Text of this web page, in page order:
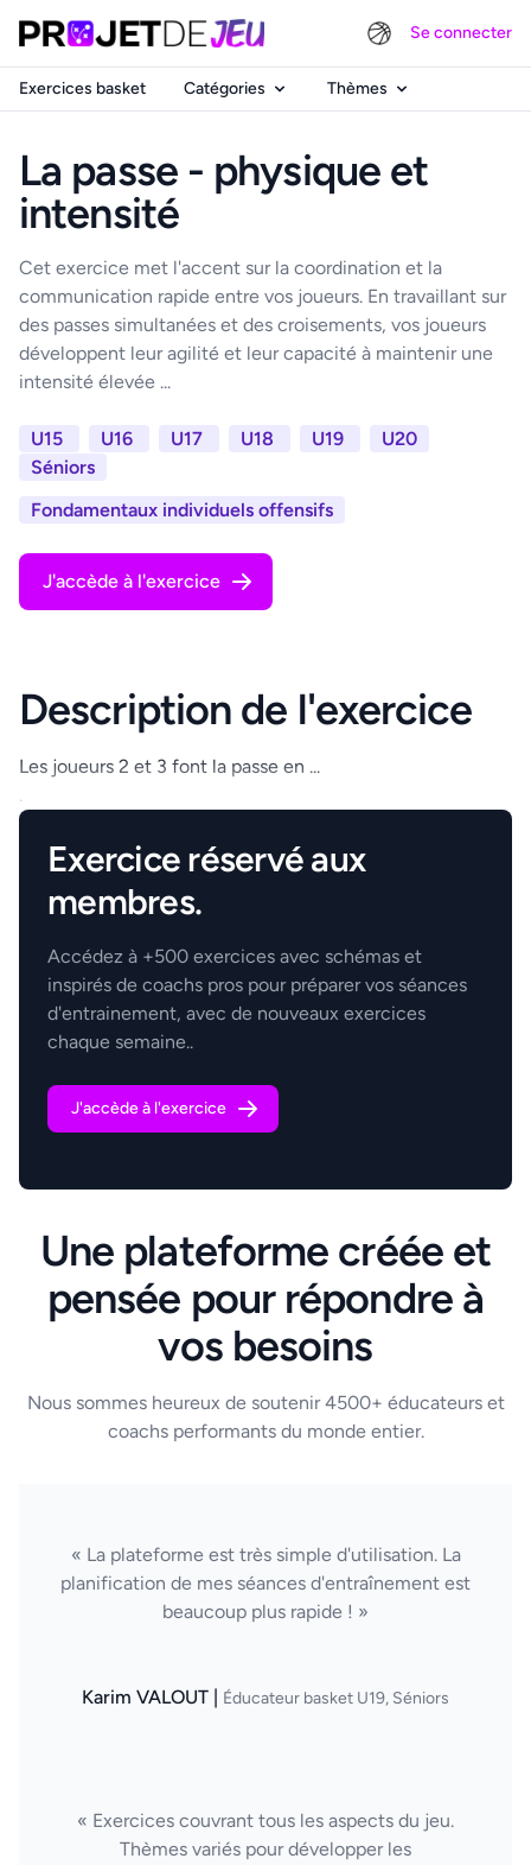
Se connecter
Exercices basket Catégories Thèmes
La passe - physique et
intensité
Cet exercice met l'accent sur la coordination et la
communication rapide entre vos joueurs. En travaillant sur
des passes simultanées et des croisements, vos joueurs
développent leur agilité et leur capacité à maintenir une
intensité élevée ...
U15 U16 U17 U18 U19
U20
Séniors
Fondamentaux individuels offensifs
J'accède à l'exercice
Description de l'exercice
Les joueurs 2 et 3 font la passe en ...
.
Exercice réservé aux
membres.
Accédez à +500 exercices avec schémas et
inspirés de coachs pros pour préparer vos séances
d'entrainement, avec de nouveaux exercices
chaque semaine..
J'accède à l'exercice
Une plateforme créée et
pensée pour répondre à
vos besoins
Nous sommes heureux de soutenir 4500+ éducateurs et
coachs performants du monde entier.
« La plateforme est très simple d'utilisation. La
planification de mes séances d'entraînement est
beaucoup plus rapide ! »
Karim VALOUT | Éducateur basket U19, Séniors
« Exercices couvrant tous les aspects du jeu.
Thèmes variés pour développer les